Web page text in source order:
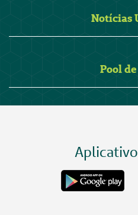
Notícias
Pool